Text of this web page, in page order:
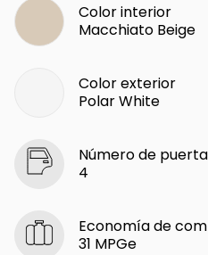
Color interior
Macchiato Beige
Color exterior
Polar White
Número de
4
Economía de
31 MPGe